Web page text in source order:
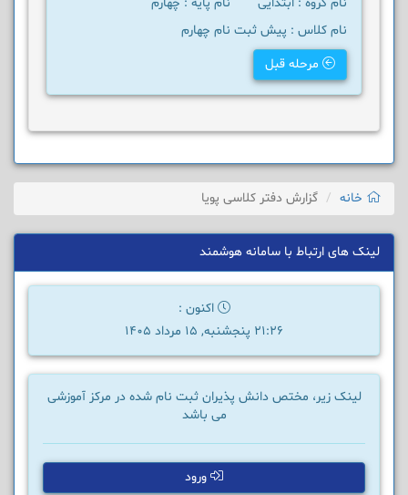
نام کلاس : پیش ثبت نام چهارم
مرحله قبل
خانه گزارش دفتر کلاسی پویا
لینک های ارتباط با سامانه هوشمند
اکنون :
21:26 پنجشنبه, 15 مرداد 1405
لینک زیر، مختص دانش پذیران ثبت نام شده در مرکز آموزشی
می باشد
ورود